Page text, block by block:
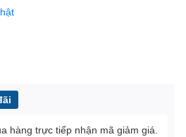
hàng trực tiếp nhận mã giảm giá.